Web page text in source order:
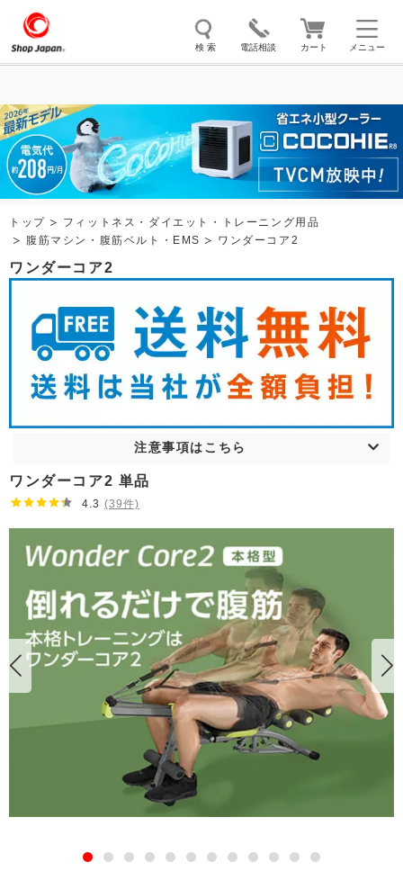
メニュー
検 索 電話相談 カート
トゥルースリーパー ここひえ 枕
掃除機 クッキングプロ 補聴器 マイキュット
エアコン オーラルスマイル
トップ
フィットネス・ダイエット・トレーニング用品
腹筋マシン・腹筋ベルト・EMS
ワンダーコア2
ワンダーコア2
注意事項はこちら
ワンダーコア2 単品
4.3 (39件)